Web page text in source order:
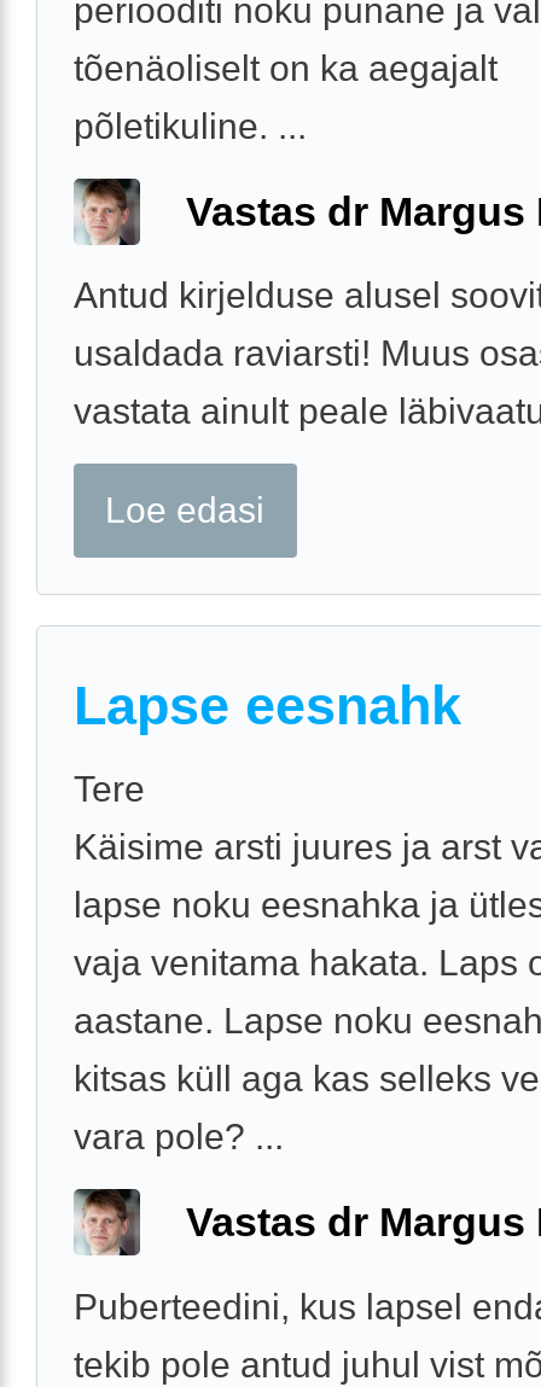
periooditi noku punane ja
tõenäoliselt on ka aegajalt
põletikuline. ...
Vastas dr Margus
Antud kirjelduse alusel
usaldada raviarsti! Muus
vastata ainult peale
Loe edasi
Lapse eesnahk
Tere
Käisime arsti juures ja arst
lapse noku eesnahka ja
vaja venitama hakata. Laps
aastane. Lapse noku
kitsas küll aga kas selleks
vara pole? ...
Vastas dr Margus
Puberteedini, kus lapsel
tekib pole antud juhul vist